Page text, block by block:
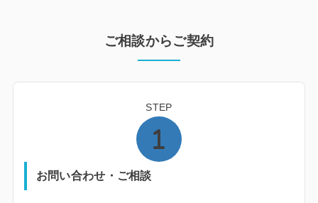
ご相談からご契約
STEP
お問い合わせ・ご相談